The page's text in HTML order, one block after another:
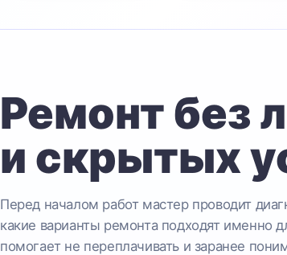
Ремонт без
и скрытых
Перед началом работ мастер проводит
какие варианты ремонта подходят именно
помогает не переплачивать и заранее